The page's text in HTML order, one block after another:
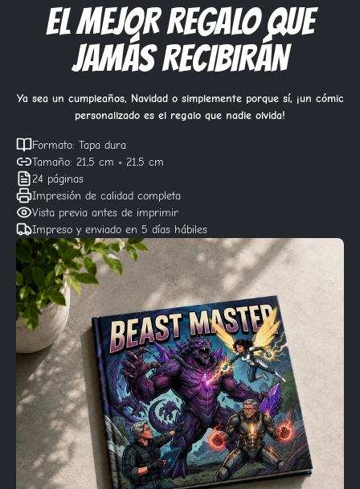
EL MEJOR REGALO QUE
JAMÁS RECIBIRÁN
Ya sea un cumpleaños, Navidad o simplemente porque sí, ¡un cómic
personalizado es el regalo que nadie olvida!
Formato: Tapa dura
Tamaño: 21,5 cm × 21,5 cm
24 páginas
Impresión de calidad completa
Vista previa antes de imprimir
Impreso y enviado en 5 días hábiles